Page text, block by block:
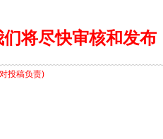
将尽快审核和发布
投稿负责)